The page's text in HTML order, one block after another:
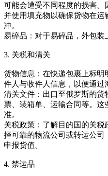
可能会遭受不同程度的损害。
并使用填充物以确保货物在
冲。
易碎品：对于易碎品，外包装
3. 关税和清关
货物信息：在快递包裹上标
件人与收件人信息，以便通过
清关文件：出口至俄罗斯的
票、装箱单、运输合同等。
准。
关税政策：了解目的国的关
择可靠的物流公司或转运公
申报货值。
4. 禁运品